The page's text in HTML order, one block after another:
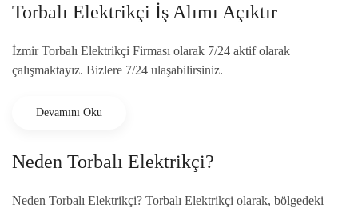
Torbalı Elektrikçi İş Alımı Açıktır
İzmir Torbalı Elektrikçi Firması olarak 7/24 aktif olarak
çalışmaktayız. Bizlere 7/24 ulaşabilirsiniz.
Devamını Oku
Neden Torbalı Elektrikçi?
Neden Torbalı Elektrikçi? Torbalı Elektrikçi olarak, bölgedeki